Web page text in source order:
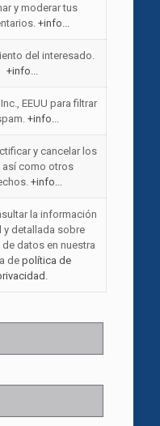
y moderar tus
+info...
del interesado.
+info...
EEUU para filtrar
+info...
y cancelar los
así como otros
+info...
la información
y detallada sobre
datos en nuestra
de política de